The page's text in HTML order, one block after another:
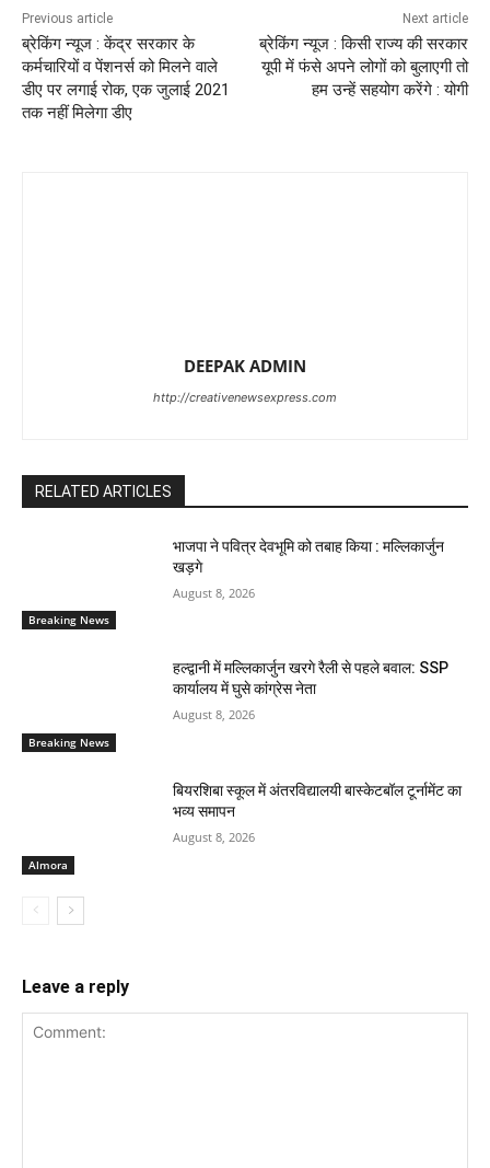
Previous article
ब्रेकिंग न्यूज : केंद्र सरकार के
कर्मचारियों व पेंशनर्स को मिलने वाले
डीए पर लगाई रोक, एक जुलाई 2021
तक नहीं मिलेगा डीए
Next article
ब्रेकिंग न्यूज : किसी राज्य की सरकार
यूपी में फंसे अपने लोगों को बुलाएगी तो
हम उन्हें सहयोग करेंगे : योगी
DEEPAK ADMIN
http://creativenewsexpress.com
RELATED ARTICLES
Breaking News
भाजपा ने पवित्र देवभूमि को तबाह किया : मल्लिकार्जुन
खड़गे
August 8, 2026
Breaking News
हल्द्वानी में मल्लिकार्जुन खरगे रैली से पहले बवाल: SSP
कार्यालय में घुसे कांग्रेस नेता
August 8, 2026
Almora
बियरशिबा स्कूल में अंतरविद्यालयी बास्केटबॉल टूर्नामेंट का
भव्य समापन
August 8, 2026
Leave a reply